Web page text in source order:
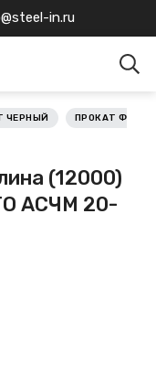
in.ru
ЧЕРНЫЙ ПРОКАТ
(12000)
АСЧМ 20-